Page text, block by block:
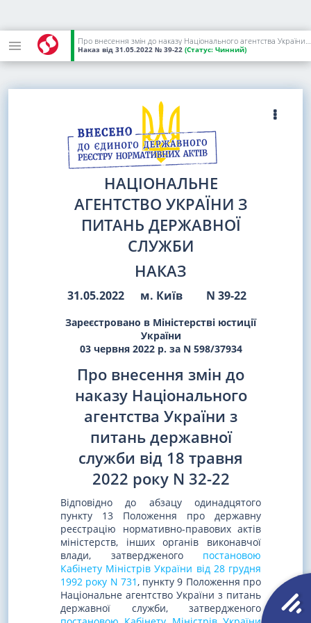
Про внесення змін до наказу Національного агентства України з питань державної служби від 18 травня 2022 року N 32-22
Наказ від 31.05.2022 № 39-22 (Статус: Чинний)
НАЦІОНАЛЬНЕ
АГЕНТСТВО УКРАЇНИ З
ПИТАНЬ ДЕРЖАВНОЇ
СЛУЖБИ
НАКАЗ
31.05.2022 м. Київ N 39-22
Зареєстровано в Міністерстві юстиції
України
03 червня 2022 р. за N 598/37934
Про внесення змін до
наказу Національного
агентства України з
питань державної
служби від 18 травня
2022 року N 32-22
Відповідно до абзацу одинадцятого
пункту 13 Положення про державну
реєстрацію нормативно-правових актів
міністерств, інших органів виконавчої
влади, затвердженого постановою
Кабінету Міністрів України від 28 грудня
1992 року N 731, пункту 9 Положення про
Національне агентство України з питань
державної служби, затвердженого